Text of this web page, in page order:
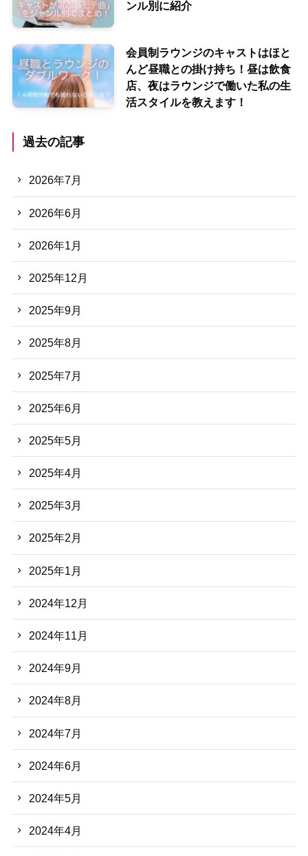
ンル別に紹介
会員制ラウンジのキャストはほと
んど昼職との掛け持ち！昼は飲食
店、夜はラウンジで働いた私の生
活スタイルを教えます！
過去の記事
2026年7月
2026年6月
2026年1月
2025年12月
2025年9月
2025年8月
2025年7月
2025年6月
2025年5月
2025年4月
2025年3月
2025年2月
2025年1月
2024年12月
2024年11月
2024年9月
2024年8月
2024年7月
2024年6月
2024年5月
2024年4月